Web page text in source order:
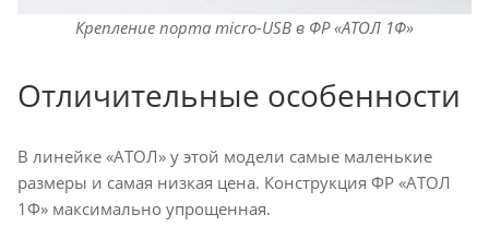
Крепление порта micro-USB в ФР «АТОЛ 1Ф»
Отличительные особенности
В линейке «АТОЛ» у этой модели самые маленькие
размеры и самая низкая цена. Конструкция ФР «АТОЛ
1Ф» максимально упрощенная.